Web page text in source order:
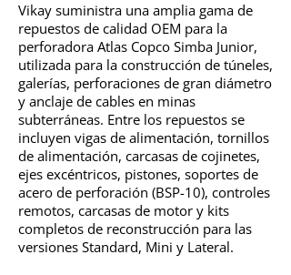
Vikay suministra una amplia gama de
repuestos de calidad OEM para la
perforadora Atlas Copco Simba Junior,
utilizada para la construcción de túneles,
galerías, perforaciones de gran diámetro
y anclaje de cables en minas
subterráneas. Entre los repuestos se
incluyen vigas de alimentación, tornillos
de alimentación, carcasas de cojinetes,
ejes excéntricos, pistones, soportes de
acero de perforación (BSP-10), controles
remotos, carcasas de motor y kits
completos de reconstrucción para las
versiones Standard, Mini y Lateral.